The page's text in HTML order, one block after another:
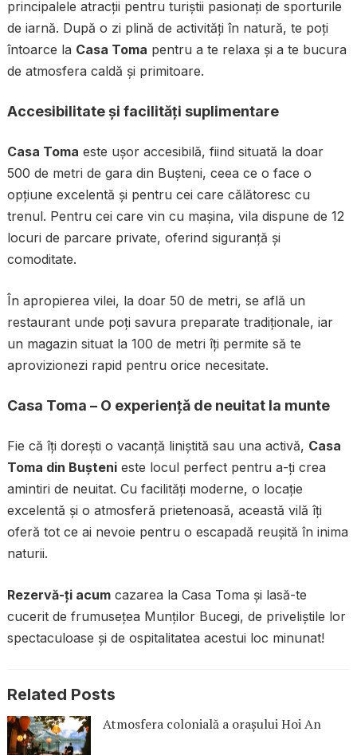
principalele atracții pentru turiștii pasionați de sporturile
de iarnă. După o zi plină de activități în natură, te poți
întoarce la Casa Toma pentru a te relaxa și a te bucura
de atmosfera caldă și primitoare.
Accesibilitate și facilități suplimentare
Casa Toma este ușor accesibilă, fiind situată la doar
500 de metri de gara din Bușteni, ceea ce o face o
opțiune excelentă și pentru cei care călătoresc cu
trenul. Pentru cei care vin cu mașina, vila dispune de 12
locuri de parcare private, oferind siguranță și
comoditate.
În apropierea vilei, la doar 50 de metri, se află un
restaurant unde poți savura preparate tradiționale, iar
un magazin situat la 100 de metri îți permite să te
aprovizionezi rapid pentru orice necesitate.
Casa Toma – O experiență de neuitat la munte
Fie că îți dorești o vacanță liniștită sau una activă, Casa
Toma din Buștenieste locul perfect pentru a-ți crea
amintiri de neuitat. Cu facilități moderne, o locație
excelentă și o atmosferă prietenoasă, această vilă îți
oferă tot ce ai nevoie pentru o escapadă reușită în inima
naturii.
Rezervă-ți acumcazarea la Casa Toma și lasă-te
cucerit de frumusețea Munților Bucegi, de priveliștile lor
spectaculoase și de ospitalitatea acestui loc minunat!
Related Posts
Atmosfera colonială a orașului Hoi An